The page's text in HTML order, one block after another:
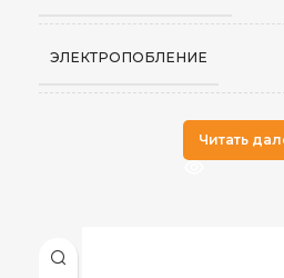
ЭЛЕКТРОПОБЛЕНИЕ
ПРОИЗВОДИТЕЛЬ
Читать